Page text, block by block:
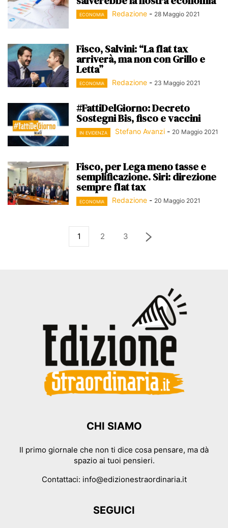
ECONOMIA Redazione - 28 Maggio 2021
Fisco, Salvini: “La flat tax
arriverà, ma non con Grillo e
Letta”
ECONOMIA Redazione - 23 Maggio 2021
#FattiDelGiorno: Decreto
Sostegni Bis, fisco e vaccini
IN EVIDENZA Stefano Avanzi - 20 Maggio 2021
Fisco, per Lega meno tasse e
semplificazione. Siri: direzione
sempre flat tax
ECONOMIA Redazione - 20 Maggio 2021
1 2 3
CHI SIAMO
Il primo giornale che non ti dice cosa pensare, ma dà
spazio ai tuoi pensieri.
Contattaci: info@edizionestraordinaria.it
SEGUICI